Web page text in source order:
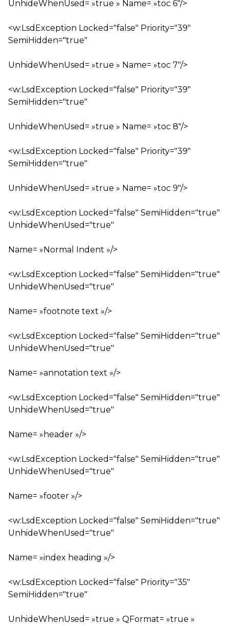
UnhideWhenUsed= »true » Name= »toc 6″/>
<w:LsdException Locked="false" Priority="39"
SemiHidden="true"
UnhideWhenUsed= »true » Name= »toc 7″/>
<w:LsdException Locked="false" Priority="39"
SemiHidden="true"
UnhideWhenUsed= »true » Name= »toc 8″/>
<w:LsdException Locked="false" Priority="39"
SemiHidden="true"
UnhideWhenUsed= »true » Name= »toc 9″/>
<w:LsdException Locked="false" SemiHidden="true"
UnhideWhenUsed="true"
Name= »Normal Indent »/>
<w:LsdException Locked="false" SemiHidden="true"
UnhideWhenUsed="true"
Name= »footnote text »/>
<w:LsdException Locked="false" SemiHidden="true"
UnhideWhenUsed="true"
Name= »annotation text »/>
<w:LsdException Locked="false" SemiHidden="true"
UnhideWhenUsed="true"
Name= »header »/>
<w:LsdException Locked="false" SemiHidden="true"
UnhideWhenUsed="true"
Name= »footer »/>
<w:LsdException Locked="false" SemiHidden="true"
UnhideWhenUsed="true"
Name= »index heading »/>
<w:LsdException Locked="false" Priority="35"
SemiHidden="true"
UnhideWhenUsed= »true » QFormat= »true »